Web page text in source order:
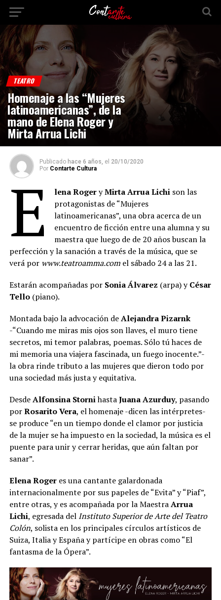
TEATRO
Homenaje a las “Mujeres
latinoamericanas”, de la
mano de Elena Roger y
Mirta Arrua Lichi
Publicado hace 6 años, el 20/10/2020
Por Contarte Cultura
E lena RogeryMirta Arrua Lichi son las
protagonistas de “Mujeres
latinoamericanas”, una obra acerca de un
encuentro de ficción entre una alumna y su
maestra que luego de de 20 años buscan la
perfección y la sanación a través de la música, que se
verá por www.teatroamma.com el sábado 24 a las 21.
Estarán acompañadas por Sonia Álvarez (arpa) yCésar
Tello (piano).
Montada bajo la advocación deAlejandra Pizarnk
-“Cuando me miras mis ojos son llaves, el muro tiene
secretos, mi temor palabras, poemas. Sólo tú haces de
mi memoria una viajera fascinada, un fuego inocente.”-
la obra rinde tributo a las mujeres que dieron todo por
una sociedad más justa y equitativa.
DesdeAlfonsina StornihastaJuana Azurduy, pasando
porRosarito Vera, el homenaje -dicen las intérpretes-
se produce “en un tiempo donde el clamor por justicia
de la mujer se ha impuesto en la sociedad, la música es el
puente para unir y cerrar heridas, que aún faltan por
sanar”.
Elena Roger es una cantante galardonada
internacionalmente por sus papeles de “Evita” y “Piaf”,
entre otras, y es acompañada por la MaestraArrua
Lichi, egresada del Instituto Superior de Arte del Teatro
Colón, solista en los principales círculos artísticos de
Suiza, Italia y España y partícipe en obras como “El
fantasma de la Ópera”.